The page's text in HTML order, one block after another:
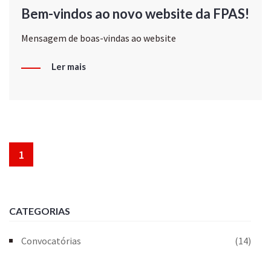
Bem-vindos ao novo website da FPAS!
Mensagem de boas-vindas ao website
Ler mais
1
CATEGORIAS
Convocatórias
(14)